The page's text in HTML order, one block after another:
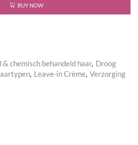
BUY NOW
& chemisch behandeld haar, Droog
, Leave-in Crème, Verzorging